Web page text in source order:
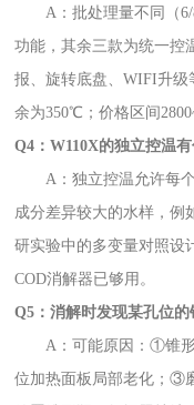
A：批处理量不同（
功能，其余三款为统一控
报、旋转底盘、WIFI升级
余为350℃；价格区间
Q4：W110X的独立控温
A：独立控温允许每
成分差异较大的水样，例
研实验中的多变量对照设
COD消解器已够用。
Q5：消解时发现某孔位
A：可能原因：①锥
位加热面板局部老化；③